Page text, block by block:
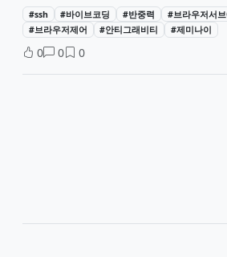
버그, 시뮬레이션
까요? 직접 터미널
력할 필요 없습니
는 안티그래비티
이전트 간의 '브라
#ssh #바이브코딩 #반중력
#브라우저서
#브라우저제어
#안티그래비티 #제미나이
0 0 0